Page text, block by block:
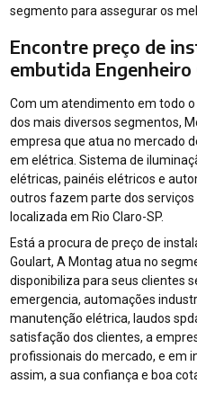
segmento para assegurar os
Encontre preço de
embutida
Com um atendimento em todo
dos mais diversos segmentos,
empresa que atua no mercado
em elétrica. Sistema de
elétricas, painéis elétricos e
outros fazem parte dos
localizada em Rio Claro-SP.
Está a procura de preço de
Goulart, A Montag atua no
disponibiliza para seus clientes
emergencia, automações
manutenção elétrica, laudos
satisfação dos clientes, a
profissionais do mercado, e em
assim, a sua confiança e boa